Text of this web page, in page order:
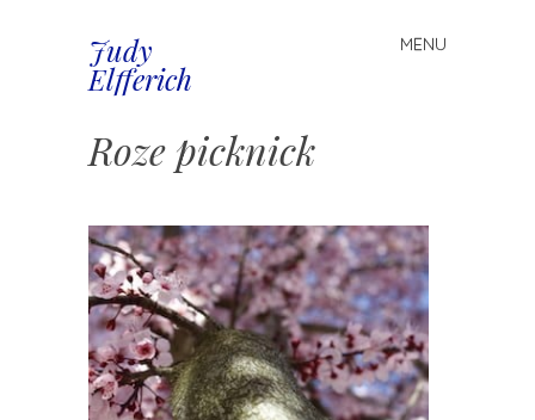
Judy
Elfferich
MENU
Spring
naar
Roze picknick